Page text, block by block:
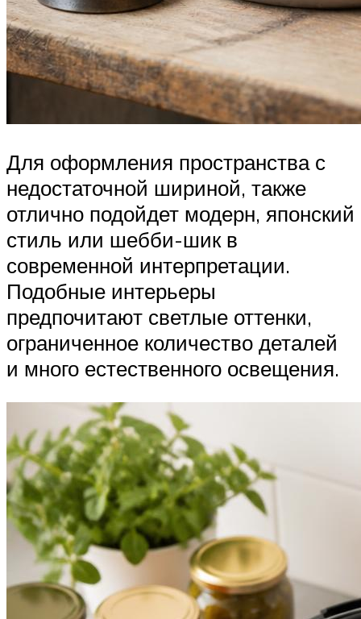
Для оформления пространства с
недостаточной шириной, также
отлично подойдет модерн, японский
стиль или шебби-шик в
современной интерпретации.
Подобные интерьеры
предпочитают светлые оттенки,
ограниченное количество деталей
и много естественного освещения.